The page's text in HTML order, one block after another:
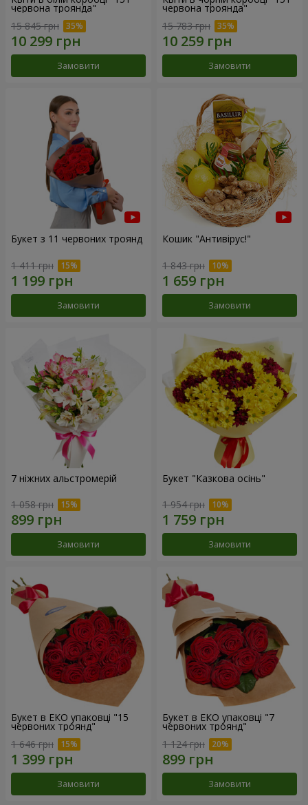
червона троянда"
15 845 грн
Замовити
червона троянда"
15 783 грн
Замовити
Букет з 11 червоних троянд
1 411 грн
Замовити
Кошик "Антивірус!"
1 843 грн
Замовити
7 ніжних альстромерій
1 058 грн
Замовити
Букет "Казкова осінь"
1 954 грн
Замовити
Букет в ЕКО упаковці "15
червоних троянд"
1 646 грн
Замовити
Букет в ЕКО упаковці "7
червоних троянд"
1 124 грн
Замовити